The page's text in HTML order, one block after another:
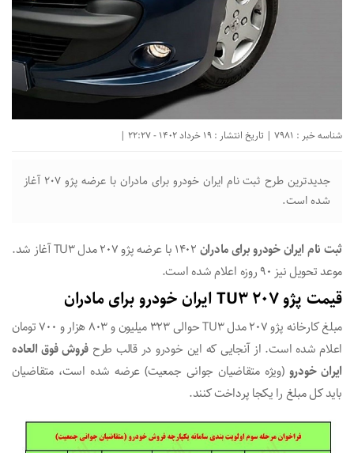
شناسه خبر : 7981 | تاریخ انتشار : 19 خرداد 1402 - 22:27 |
جدیدترین طرح ثبت نام ایران خودرو برای مادران با عرضه پژو ۲۰۷ آغاز
شده است.
ثبت نام ایران خودرو برای مادران
۱۴۰۲ با عرضه پژو ۲۰۷ مدل TU۳ آغاز شد.
موعد تحویل نیز ۹۰ روزه اعلام شده است.
قیمت پژو ۲۰۷ TU۳ ایران خودرو برای مادران
مبلغ کارخانه پژو ۲۰۷ مدل TU۳ حوالی ۳۲۳ میلیون و ۸۰۳ هزار و ۷۰۰ تومان
اعلام شده است. از آنجایی که این خودرو در قالب طرح فروش فوق العاده
ایران خودرو(ویژه متقاضیان جوانی جمعیت) عرضه شده است، متقاضیان
باید کل مبلغ را یکجا پرداخت کنند.